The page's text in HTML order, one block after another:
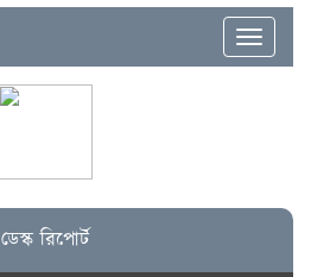
Toggle
ডেস্ক রিপোর্ট